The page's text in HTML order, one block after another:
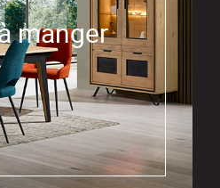
manger